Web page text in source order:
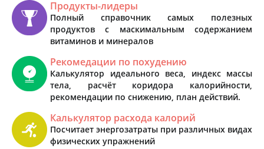
Продукты-лидеры
Полный справочник самых полезных
продуктов с маскимальным содержанием
витаминов и минералов
Рекомедации по похудению
Калькулятор идеального веса, индекс массы
тела, расчёт коридора калорийности,
рекомендации по снижению, план действий.
Калькулятор расхода калорий
Посчитает энергозатраты при различных видах
физических упражнений